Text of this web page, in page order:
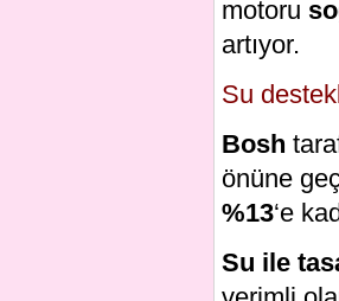
motoru
artıyor.
Su
Bosh
önüne
%13‘e
Su ile